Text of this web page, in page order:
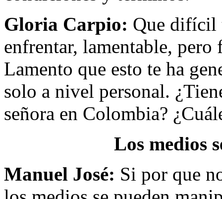
Gloria Carpio: Que difícil
enfrentar, lamentable,
Lamento que esto te ha
solo a nivel personal.
señora en Colombia?
Los medios
Manuel José: Si por que